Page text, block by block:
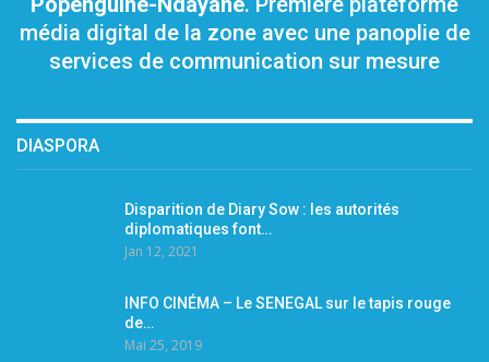
média digital de la zone avec une panoplie de
services de communication sur mesure
DIASPORA
Disparition de Diary Sow : les autorités
diplomatiques font…
Jan 12, 2021
INFO CINÉMA – Le SENEGAL sur le tapis rouge
de…
Mai 25, 2019